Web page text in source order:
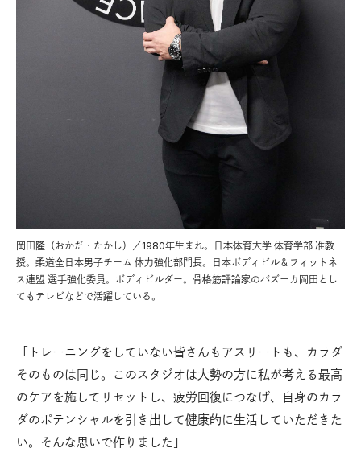
岡田隆（おかだ・たかし）／1980年生まれ。日本体育大学 体育学部 准教
授。柔道全日本男子チーム 体力強化部門長。日本ボディビル＆フィットネ
ス連盟 選手強化委員。ボディビルダー。骨格筋評論家のバズーカ岡田とし
てもテレビなどで活躍している。
「トレーニングをしていない皆さんもアスリートも、カラダ
そのものは同じ。このスタジオは大勢の方に私が考える最高
のケアを施してリセットし、疲労回復につなげ、自身のカラ
ダのポテンシャルを引き出して健康的に生活していただきた
い。そんな思いで作りました」